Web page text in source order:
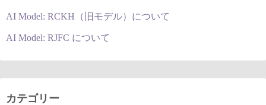
AI Model: RCKH（旧モデル）について
AI Model: RJFC について
カテゴリー